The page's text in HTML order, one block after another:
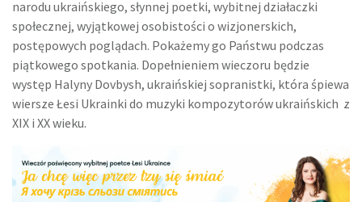
narodu ukraińskiego, słynnej poetki, wybitnej działaczki
społecznej, wyjątkowej osobistości o wizjonerskich,
postępowych poglądach. Pokażemy go Państwu podczas
piątkowego spotkania. Dopełnieniem wieczoru będzie
występ Halyny Dovbysh, ukraińskiej sopranistki, która śpiewa
wiersze Łesi Ukrainki do muzyki kompozytorów ukraińskich z
XIX i XX wieku.